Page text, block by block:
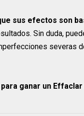
sus efectos son
Sin duda,
severas
para ganar un Effaclar